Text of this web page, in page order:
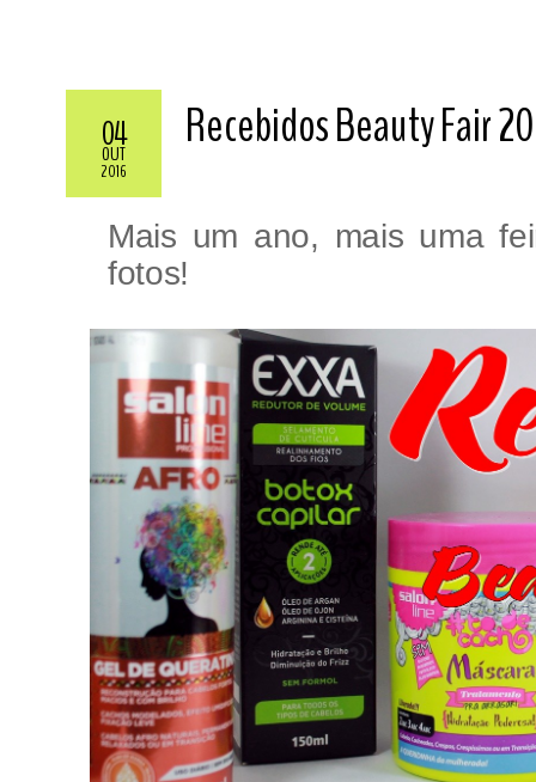
04
OUT
2016
Recebidos Beauty Fair
Mais um ano, mais uma
fotos!